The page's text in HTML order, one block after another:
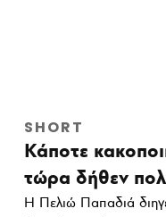
SHORT
Κάποτε
τώρα δήθεν
Η Πελιώ Παπαδιά